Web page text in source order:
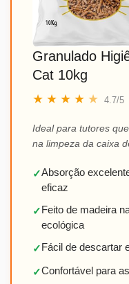
Granulado
Cat 10kg
★ ★ ★ ★ ★ 4.7/5
Ideal para tutores
na limpeza da caixa
✓Absorção
eficaz
✓Feito de madeira
ecológica
✓Fácil de descartar
✓Confortável para